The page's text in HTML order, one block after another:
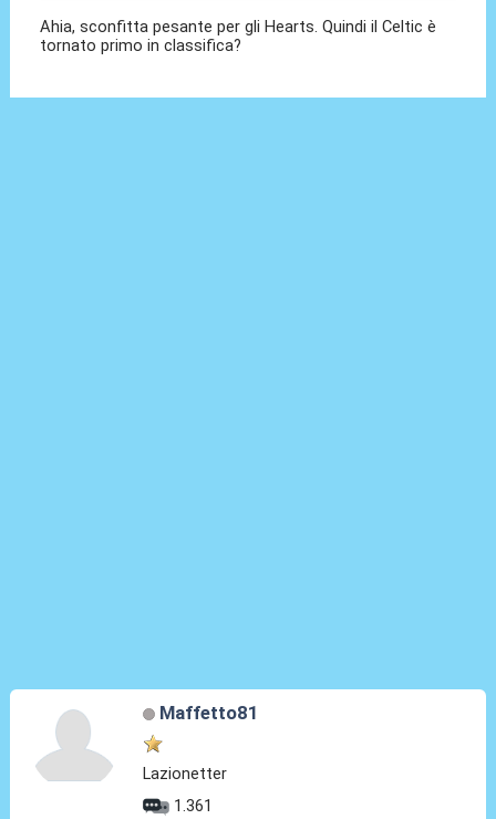
Ahia, sconfitta pesante per gli Hearts. Quindi il Celtic è
tornato primo in classifica?
Maffetto81
Lazionetter
1.361